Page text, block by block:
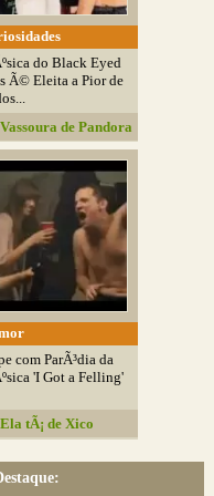
do Black Eyed
Ã© Eleita a Pior de
Vassoura de Pandora
com ParÃ³dia da
'I Got a Felling'
Ela tÃ¡ de Xico